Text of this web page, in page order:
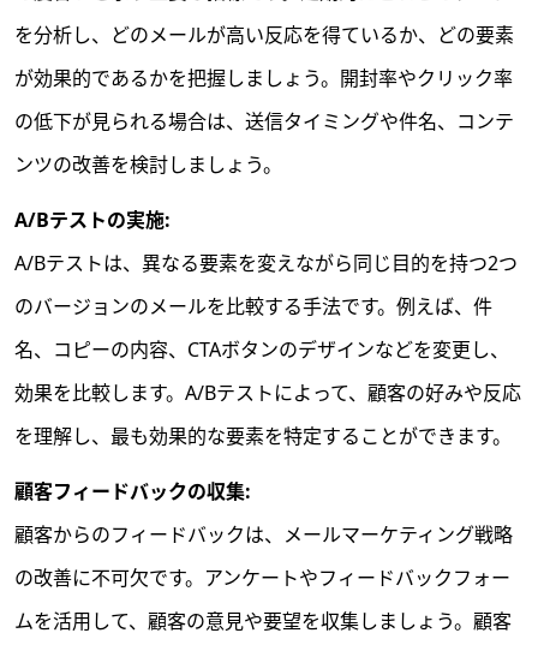
を分析し、どのメールが高い反応を得ているか、どの要素
が効果的であるかを把握しましょう。開封率やクリック率
の低下が見られる場合は、送信タイミングや件名、コンテ
ンツの改善を検討しましょう。
A/Bテストの実施:
A/Bテストは、異なる要素を変えながら同じ目的を持つ2つ
のバージョンのメールを比較する手法です。例えば、件
名、コピーの内容、CTAボタンのデザインなどを変更し、
効果を比較します。A/Bテストによって、顧客の好みや反応
を理解し、最も効果的な要素を特定することができます。
顧客フィードバックの収集:
顧客からのフィードバックは、メールマーケティング戦略
の改善に不可欠です。アンケートやフィードバックフォー
ムを活用して、顧客の意見や要望を収集しましょう。顧客